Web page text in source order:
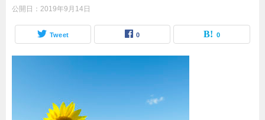
公開日： 2019年9月14日
Tweet 0 0